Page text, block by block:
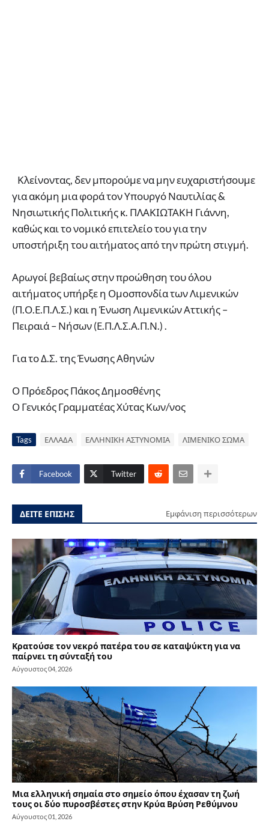
Κλείνοντας, δεν μπορούμε να μην ευχαριστήσουμε
για ακόμη μια φορά τον Υπουργό Ναυτιλίας &
Νησιωτικής Πολιτικής κ. ΠΛΑΚΙΩΤΑΚΗ Γιάννη,
καθώς και το νομικό επιτελείο του για την
υποστήριξη του αιτήματος από την πρώτη στιγμή.
Αρωγοί βεβαίως στην προώθηση του όλου
αιτήματος υπήρξε η Ομοσπονδία των Λιμενικών
(Π.Ο.Ε.Π.Λ.Σ.) και η Ένωση Λιμενικών Αττικής –
Πειραιά – Νήσων (Ε.Π.Λ.Σ.Α.Π.Ν.) .
Για το Δ.Σ. της Ένωσης Αθηνών
Ο Πρόεδρος Πάκος Δημοσθένης
Ο Γενικός Γραμματέας Χύτας Κων/νος
Tags ΕΛΛΑΔΑ ΕΛΛΗΝΙΚΗ ΑΣΤΥΝΟΜΙΑ ΛΙΜΕΝΙΚΟ ΣΩΜΑ
Facebook Twitter
ΔΕΙΤΕ ΕΠΙΣΗΣ Εμφάνιση περισσότερων
Κρατούσε τον νεκρό πατέρα του σε καταψύκτη για να
παίρνει τη σύνταξή του
Αύγουστος 04, 2026
Μια ελληνική σημαία στο σημείο όπου έχασαν τη ζωή
τους οι δύο πυροσβέστες στην Κρύα Βρύση Ρεθύμνου
Αύγουστος 01, 2026